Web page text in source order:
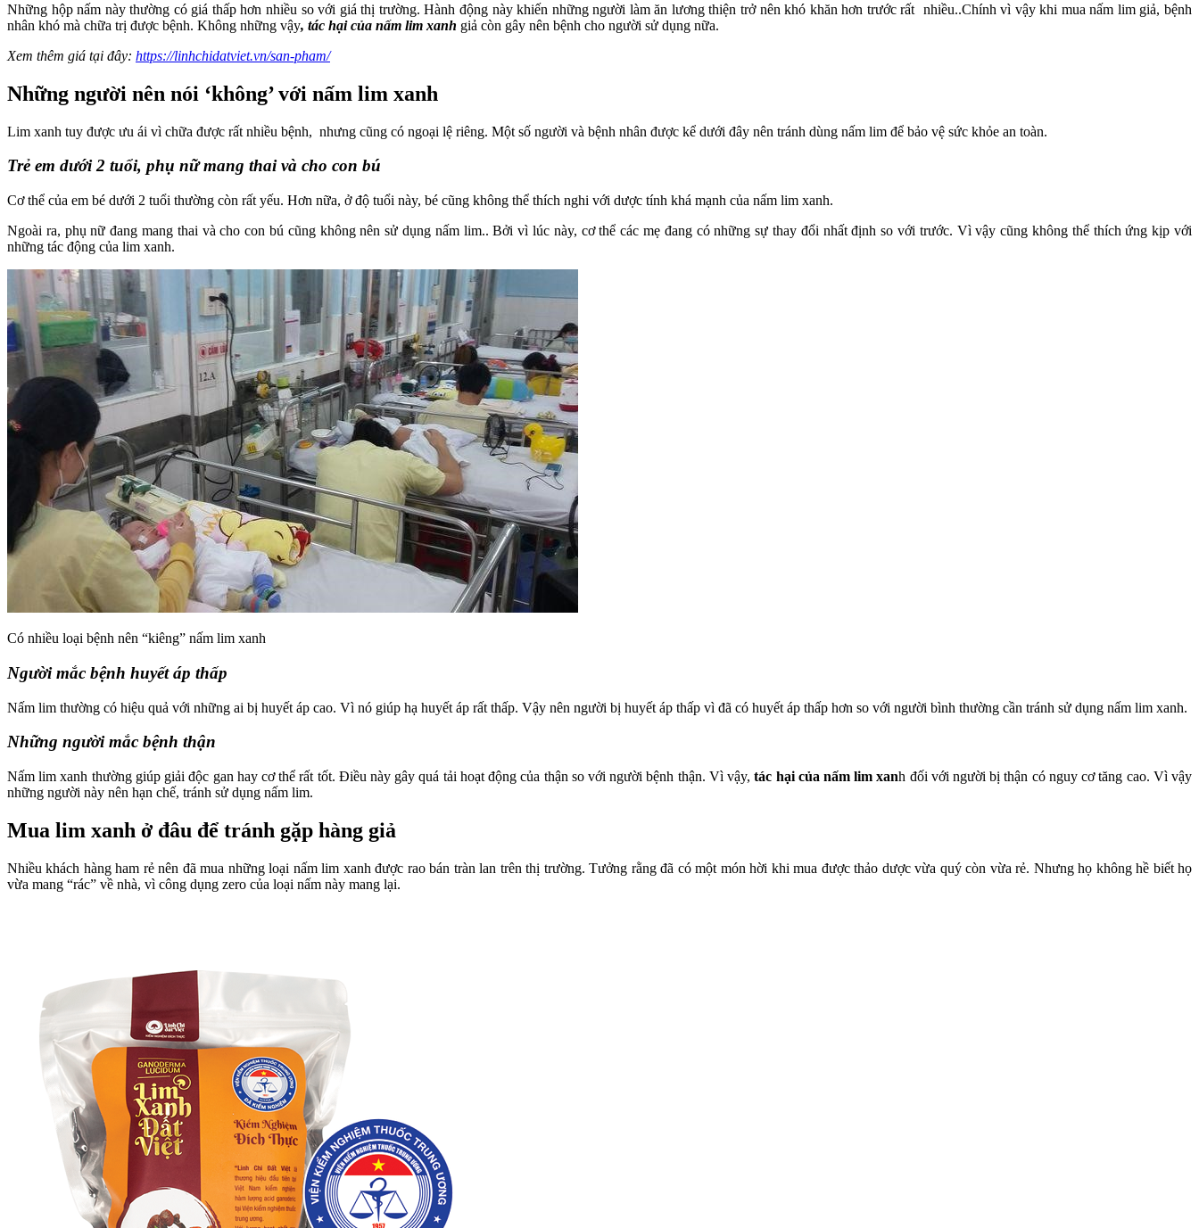
Những hộp nấm này thường có giá thấp hơn nhiều so với giá thị trường. Hành động này khiến những người làm ăn lương thiện trở nên khó khăn hơn trước rất nhiều..Chính vì vậy khi mua nấm lim giả, bệnh
nhân khó mà chữa trị được bệnh. Không những vậy, tác hại của nấm lim xanh giả còn gây nên bệnh cho người sử dụng nữa.
Xem thêm giá tại đây: https://linhchidatviet.vn/san-pham/
Những người nên nói ‘không’ với nấm lim xanh
Lim xanh tuy được ưu ái vì chữa được rất nhiều bệnh, nhưng cũng có ngoại lệ riêng. Một số người và bệnh nhân được kể dưới đây nên tránh dùng nấm lim để bảo vệ sức khỏe an toàn.
Trẻ em dưới 2 tuổi, phụ nữ mang thai và cho con bú
Cơ thể của em bé dưới 2 tuổi thường còn rất yếu. Hơn nữa, ở độ tuổi này, bé cũng không thể thích nghi với dược tính khá mạnh của nấm lim xanh.
Ngoài ra, phụ nữ đang mang thai và cho con bú cũng không nên sử dụng nấm lim.. Bởi vì lúc này, cơ thể các mẹ đang có những sự thay đổi nhất định so với trước. Vì vậy cũng không thể thích ứng kịp với
những tác động của lim xanh.
Có nhiều loại bệnh nên “kiêng” nấm lim xanh
Người mắc bệnh huyết áp thấp
Nấm lim thường có hiệu quả với những ai bị huyết áp cao. Vì nó giúp hạ huyết áp rất thấp. Vậy nên người bị huyết áp thấp vì đã có huyết áp thấp hơn so với người bình thường cần tránh sử dụng nấm lim xanh.
Những người mắc bệnh thận
Nấm lim xanh thường giúp giải độc gan hay cơ thể rất tốt. Điều này gây quá tải hoạt động của thận so với người bệnh thận. Vì vậy,tác hại của nấm lim xanh đối với người bị thận có nguy cơ tăng cao. Vì vậy
những người này nên hạn chế, tránh sử dụng nấm lim.
Mua lim xanh ở đâu để tránh gặp hàng giả
Nhiều khách hàng ham rẻ nên đã mua những loại nấm lim xanh được rao bán tràn lan trên thị trường. Tưởng rằng đã có một món hời khi mua được thảo dược vừa quý còn vừa rẻ. Nhưng họ không hề biết họ
vừa mang “rác” về nhà, vì công dụng zero của loại nấm này mang lại.